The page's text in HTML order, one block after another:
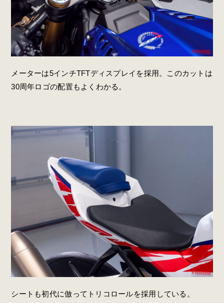
メーターは5インチTFTディスプレイを採用。このカットは
30周年ロゴの配置もよくわかる。
シートも初代に倣ってトリコロールを採用している。